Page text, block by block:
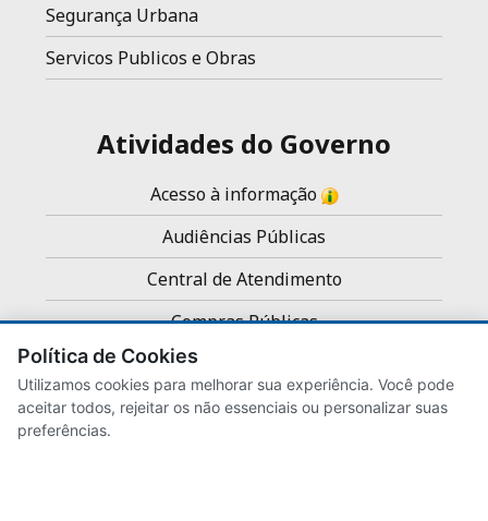
Segurança Urbana
Servicos Publicos e Obras
Atividades do Governo
Acesso à informação
Audiências Públicas
Central de Atendimento
Compras Públicas
Concursos e Processos Seletivos
Noticias
Política de Cookies
Utilizamos cookies para melhorar sua experiência. Você pode
aceitar todos, rejeitar os não essenciais ou personalizar suas
preferências.